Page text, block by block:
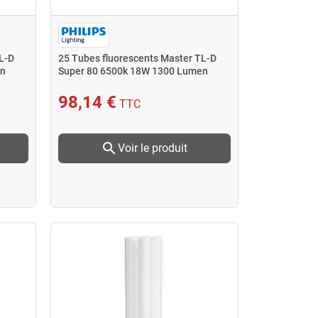
D
25 Tubes fluorescents Master TL-D
Super 80 6500k 18W 1300 Lumen
98,14 € TTC
searchVoir le produit